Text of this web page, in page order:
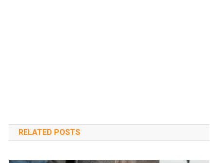
RELATED POSTS